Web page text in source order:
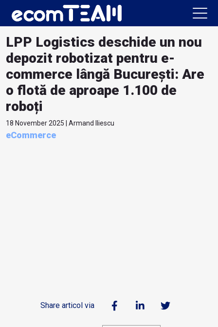
LPP Logistics deschide un nou
depozit robotizat pentru e-
commerce lângă București: Are
o flotă de aproape 1.100 de
roboți
18 November 2025 | Armand Iliescu
eCommerce
Share articol via